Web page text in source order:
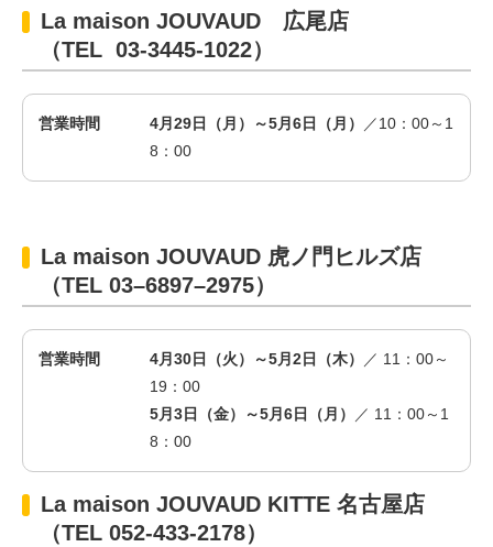
English
La maison JOUVAUD 広尾店
（TEL 03-3445-1022）
営業時間 4月29日（月）～5月6日（月）
／10：00～1
8：00
La maison JOUVAUD 虎ノ門ヒルズ店
（TEL 03–6897–2975）
営業時間 4月30日 （火） ～5月2日（木）
／ 11：00～
19：00
5月3日（金）～5月6日（月）
／ 11：00～1
8：00
La maison JOUVAUD KITTE 名古屋店
（TEL 052-433-2178）